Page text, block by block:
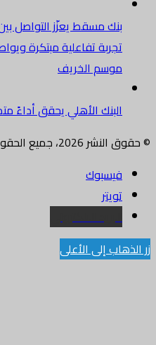
بنك مسقط يعزّز التواصل
تجربة تفاعلية مبتكرة
موسم الخريف
البنك الأهلي يحقق أداءً
© حقوق النشر 2026، جميع الحقوق محفوظة |
فيسبوك
تويتر
البريد الالكتروني
زر الذهاب إلى الأعلى